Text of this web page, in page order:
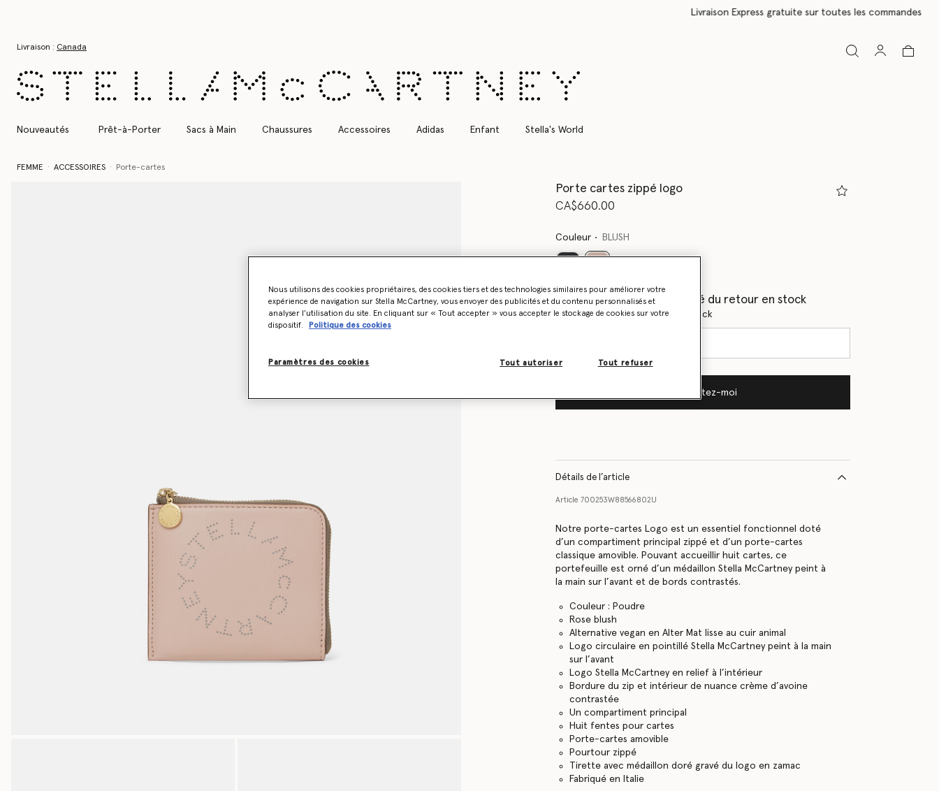
Livraison : Canada
Nouveautés Prêt-à-Porter Sacs à Main Chaussures Accessoires Adidas Enfant Stella's World
FEMME ACCESSOIRES Porte-cartes
Porte cartes zippé logo
CA$660.00
Couleur BLUSH
Soyez informé(e) en priorité du retour en stock
Me prévenir lors du retour en stock
Contactez-moi
Détails de l’article
Article 700253W88566802U
Notre porte-cartes Logo est un essentiel fonctionnel doté
d’un compartiment principal zippé et d’un porte-cartes
classique amovible. Pouvant accueillir huit cartes, ce
portefeuille est orné d’un médaillon Stella McCartney peint à
la main sur l’avant et de bords contrastés.
Couleur : Poudre
Rose blush
Alternative vegan en Alter Mat lisse au cuir animal
Logo circulaire en pointillé Stella McCartney peint à la main
sur l’avant
Logo Stella McCartney en relief à l’intérieur
Bordure du zip et intérieur de nuance crème d’avoine
contrastée
Un compartiment principal
Huit fentes pour cartes
Porte-cartes amovible
Pourtour zippé
Tirette avec médaillon doré gravé du logo en zamac
Fabriqué en Italie
Nous utilisons des cookies propriétaires, des cookies tiers et des technologies similaires pour améliorer votre
expérience de navigation sur Stella McCartney, vous envoyer des publicités et du contenu personnalisés et
analyser l’utilisation du site. En cliquant sur « Tout accepter » vous accepter le stockage de cookies sur votre
dispositif.
Politique des cookies
Paramètres des cookies Tout refuser
Tout autoriser